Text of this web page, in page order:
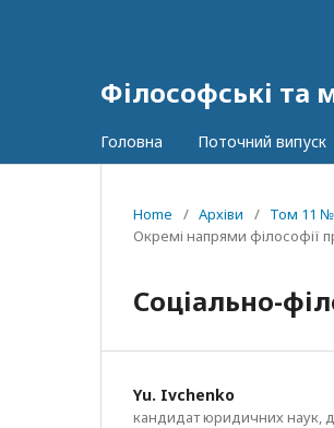
Філософські та
Головна Поточний випуск
Home / Архіви / Том 11 №
Окремі напрями філософії
Соціально-
Yu. Ivchenko
кандидат юридичних наук,